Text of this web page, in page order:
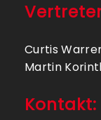
Curtis
Martin
Kontakt: